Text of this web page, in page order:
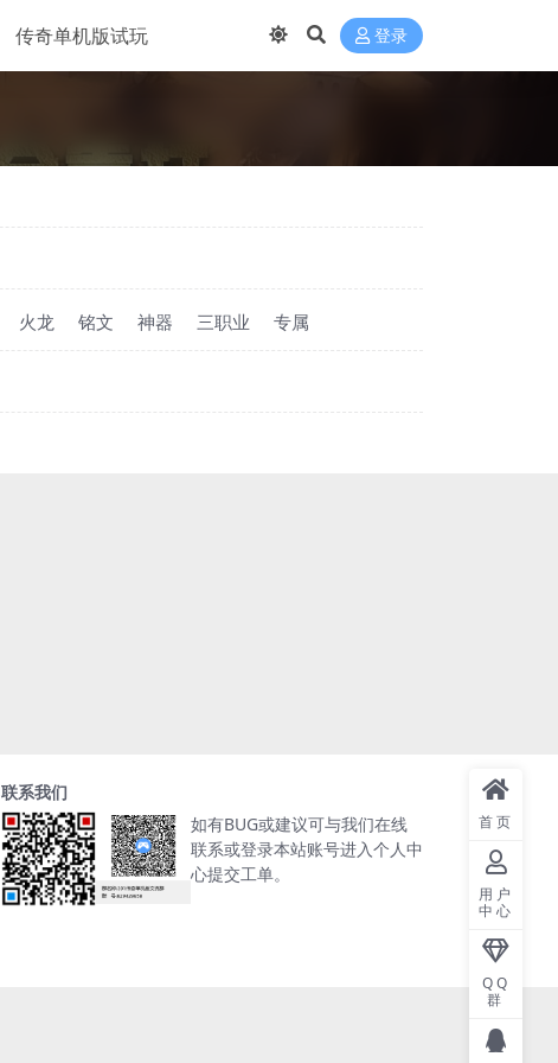
传奇单机版试玩 登录
火龙 铭文 神器 三职业 专属
联系我们
如有BUG或建议可与我们在线
联系或登录本站账号进入个人中
心提交工单。
首页
用户
中心
QQ
群